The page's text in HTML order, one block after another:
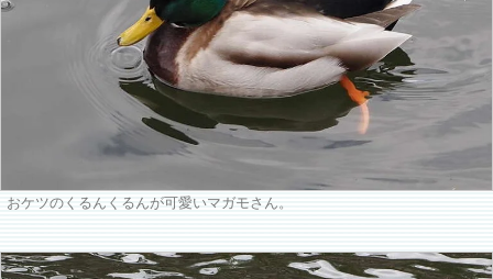
おケツのくるんくるんが可愛いマガモさん。